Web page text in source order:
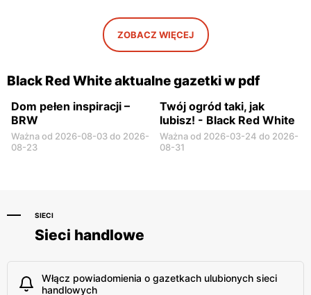
Płońsk, ul. Kwiatowa 14 A
Black Red White
Płońsk, ul. Młodzieżowa 54
ZOBACZ WIĘCEJ
Black Red White aktualne gazetki w pdf
Dom pełen inspiracji –
BRW
Ważna od 2026-08-03 do 2026-
08-23
Twój ogród taki, jak
lubisz! - Black Red White
Ważna od 2026-03-24 do 2026-
08-31
SIECI
Sieci handlowe
Włącz powiadomienia o gazetkach ulubionych sieci
handlowych